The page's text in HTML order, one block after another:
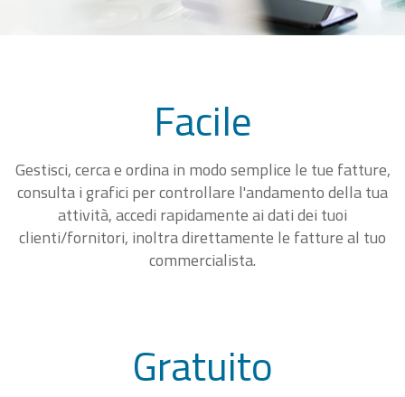
Facile
Gestisci, cerca e ordina in modo semplice le tue fatture,
consulta i grafici per controllare l'andamento della tua
attività, accedi rapidamente ai dati dei tuoi
clienti/fornitori, inoltra direttamente le fatture al tuo
commercialista.
Gratuito